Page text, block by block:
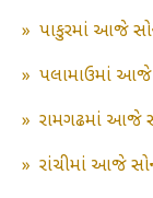
» પાકુરમાં આજે
» પલામાઉમાં આજે
» રામગઢમાં આજે
» રાંચીમાં આજે